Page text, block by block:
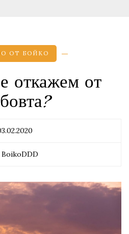
ОТ БОЙКО
откажем от
BoikoDDD